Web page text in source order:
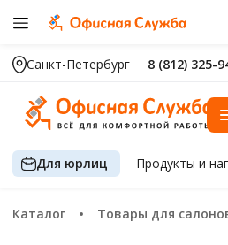
Санкт-Петербург 8 (812) 325-
Для юрлиц Продуктыи
Каталог Товары для